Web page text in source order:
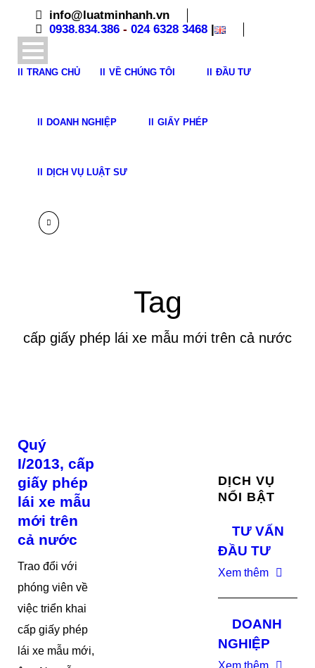
info@luatminhanh.vn
0938.834.386 - 024 6328 3468 |
TRANG CHỦ VỀ CHÚNG TÔI ĐẦU TƯ
DOANH NGHIỆP GIẤY PHÉP
DỊCH VỤ LUẬT SƯ
Tag
cấp giấy phép lái xe mẫu mới trên cả nước
Quý
I/2013, cấp
giấy phép
lái xe mẫu
mới trên
cả nước
Trao đổi với
phóng viên về
việc triển khai
cấp giấy phép
lái xe mẫu mới,
DỊCH VỤ
NỔI BẬT
TƯ VẤN
ĐẦU TƯ
Xem thêm
DOANH
NGHIỆP
Xem thêm